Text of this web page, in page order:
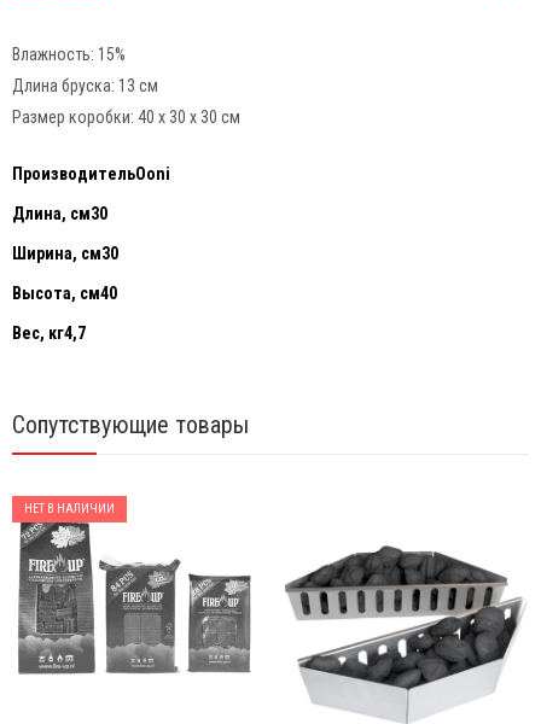
Влажность: 15%
Длина бруска: 13 см
Размер коробки: 40 x 30 x 30 см
ПроизводительOoni
Длина, см30
Ширина, см30
Высота, см40
Вес, кг4,7
Сопутствующие товары
НЕТ В НАЛИЧИИ